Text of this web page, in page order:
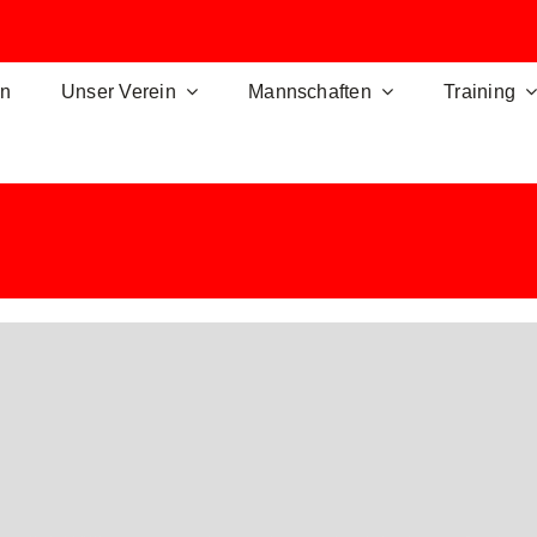
Unser Verein Mannschaften Training